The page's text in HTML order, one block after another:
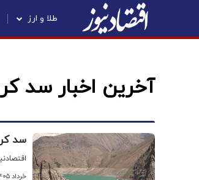
طلا و ارز
آخرین اخبار سد
سد کرج
۱۱ خرداد ۱۴۰۵